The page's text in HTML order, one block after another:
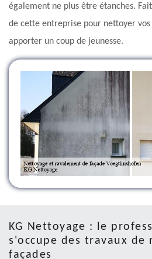
également ne plus être étanches.
de cette entreprise pour nettoyer
apporter un coup de jeunesse.
KG Nettoyage : le
s'occupe des travaux de
façades